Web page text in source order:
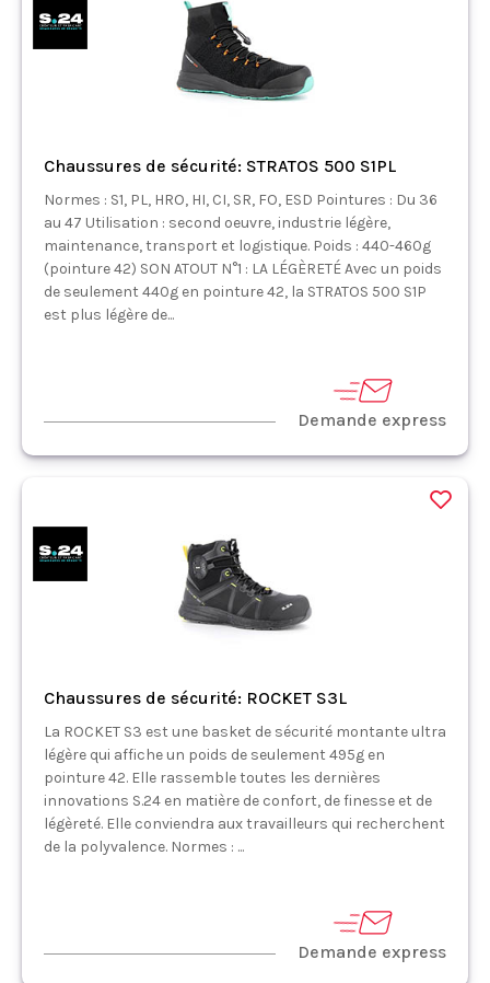
Chaussures de sécurité: STRATOS 500 S1PL
Normes : S1, PL, HRO, HI, CI, SR, FO, ESD Pointures : Du 36
au 47 Utilisation : second oeuvre, industrie légère,
maintenance, transport et logistique. Poids : 440-460g
(pointure 42) SON ATOUT N°1 : LA LÉGÈRETÉ Avec un poids
de seulement 440g en pointure 42, la STRATOS 500 S1P
est plus légère de...
Demande express
Chaussures de sécurité: ROCKET S3L
La ROCKET S3 est une basket de sécurité montante ultra
légère qui affiche un poids de seulement 495g en
pointure 42. Elle rassemble toutes les dernières
innovations S.24 en matière de confort, de finesse et de
légèreté. Elle conviendra aux travailleurs qui recherchent
de la polyvalence. Normes : ...
Demande express